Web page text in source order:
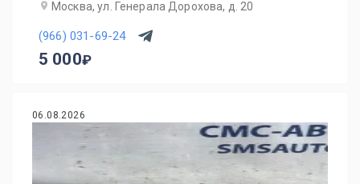
Москва, ул. Генерала Дорохова, д. 20
(966) 031-69-24
5 000
06.08.2026